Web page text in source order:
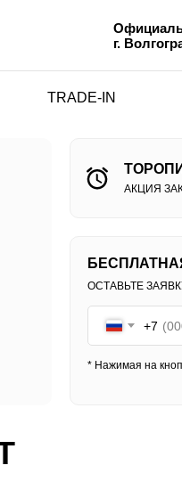
г.
TRADE-IN
АКЦИЯ
* Нажимая на
ОСТАВЬТЕ
+7